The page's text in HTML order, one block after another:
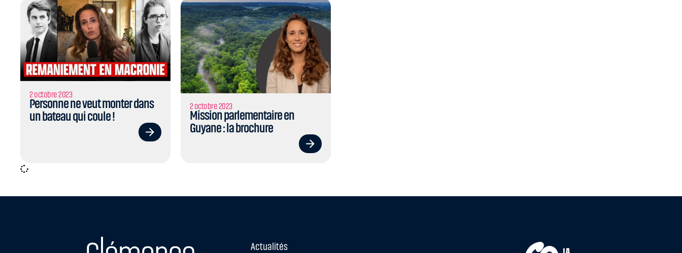
2 octobre 2023
Personne ne veut monter dans
un bateau qui coule !
2 octobre 2023
Mission parlementaire en
Guyane : la brochure
Actualités